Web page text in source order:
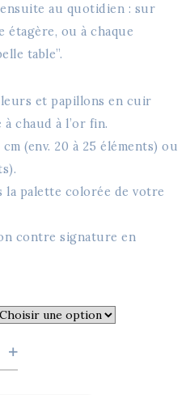
au quotidien : sur
étagère, ou à chaque
table”.
et papillons en cuir
chaud à l’or fin.
cm (env. 20 à 25 éléments) ou
.
la palette colorée de votre
contre signature en